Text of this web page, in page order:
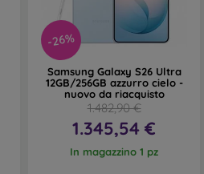
-26%
Samsung Galaxy S26 Ultra
12GB/256GB azzurro cielo -
nuovo da riacquisto
1.482,90 €
1.345,54 €
In magazzino 1 pz